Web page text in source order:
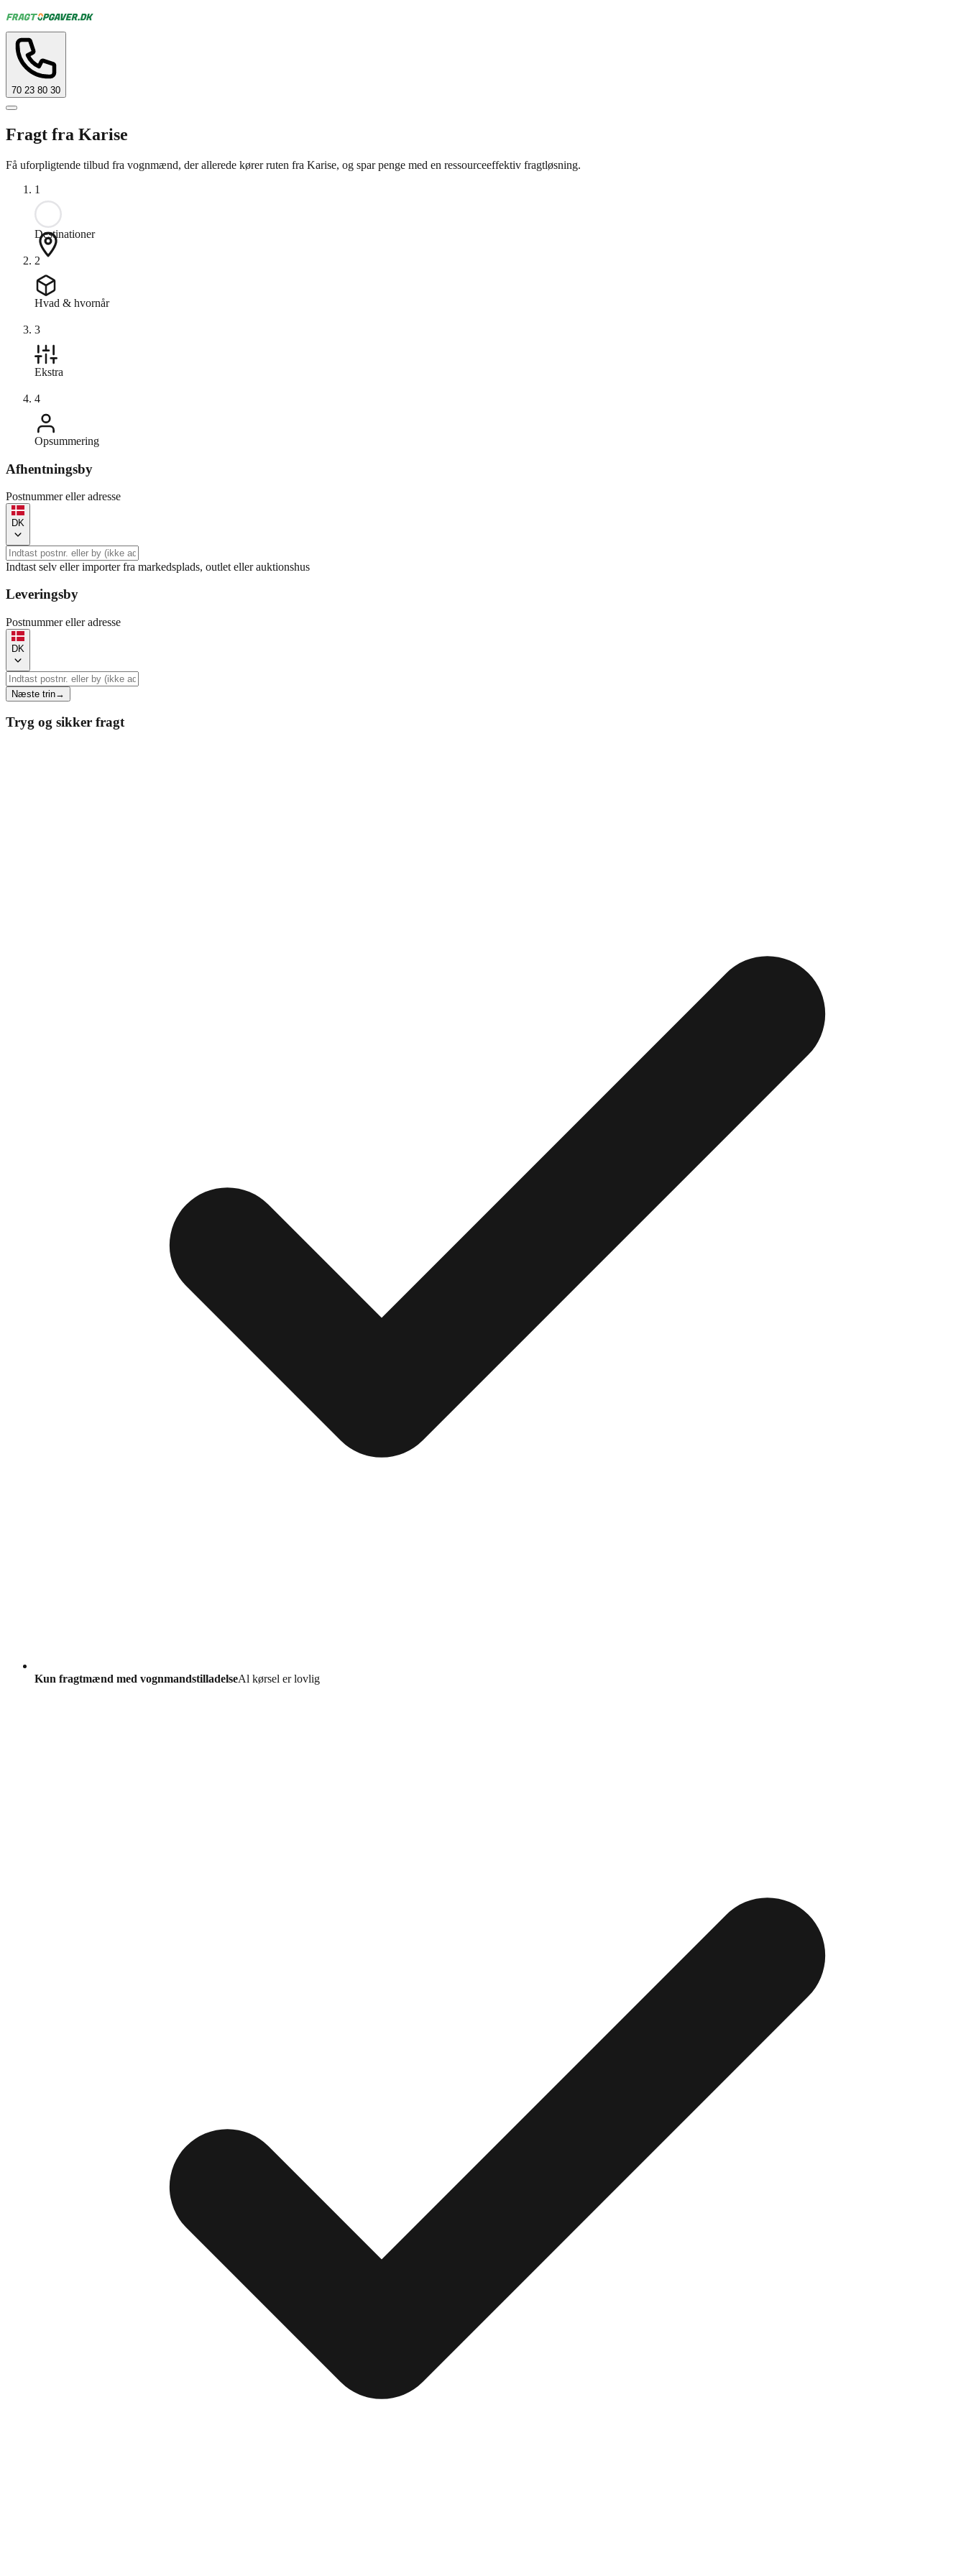
70 23 80 30
Fragt fra Karise
Få uforpligtende tilbud fra vognmænd, der allerede kører ruten fra Karise, og spar penge med en ressourceeffektiv fragtløsning.
1
Destinationer
2
Hvad & hvornår
3
Ekstra
4
Opsummering
Afhentningsby
Postnummer eller adresse
DK
Indtast selv eller importer fra markedsplads, outlet eller auktionshus
Leveringsby
Postnummer eller adresse
DK
Næste trin→
Tryg og sikker fragt
Kun fragtmænd med vognmandstilladelseAl kørsel er lovlig